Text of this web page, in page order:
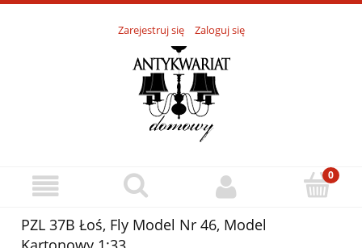
Zarejestruj się Zaloguj się
PZL 37B Łoś, Fly Model Nr 46, Model